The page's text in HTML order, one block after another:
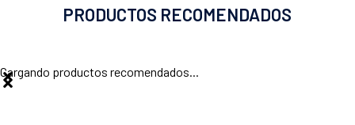
PRODUCTOS RECOMENDADOS
Cargando productos recomendados...